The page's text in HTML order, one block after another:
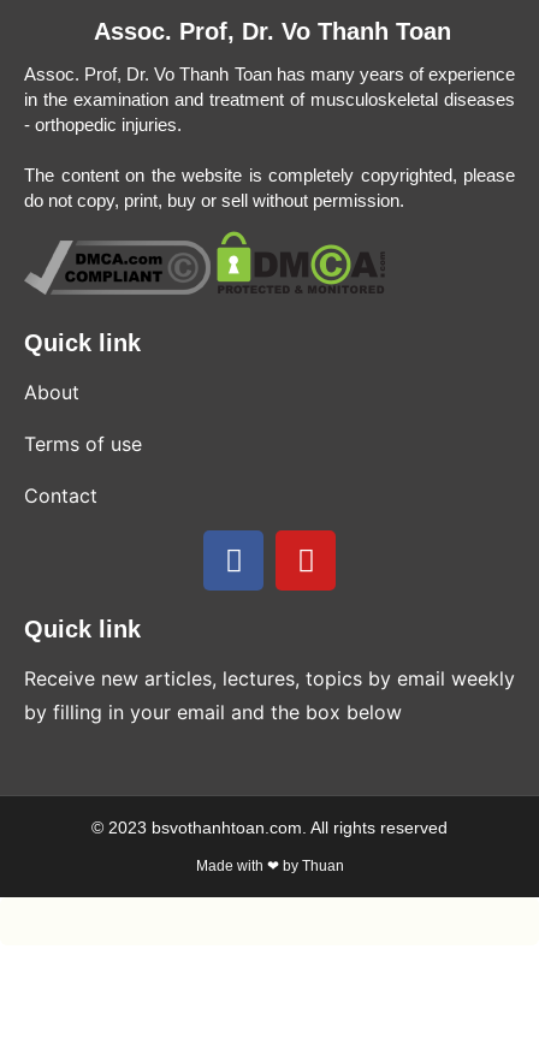
Assoc. Prof, Dr. Vo Thanh Toan
Assoc. Prof, Dr. Vo Thanh Toan has many years of experience
in the examination and treatment of musculoskeletal diseases
- orthopedic injuries.
The content on the website is completely copyrighted, please
do not copy, print, buy or sell without permission.
Quick link
About
Terms of use
Contact
Quick link
Receive new articles, lectures, topics by email weekly
by filling in your email and the box below
© 2023 bsvothanhtoan.com. All rights reserved
Made with ❤ by Thuan